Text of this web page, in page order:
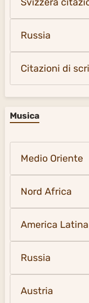
Russia
Citazioni di
Musica
Medio Oriente
Nord Africa
America Latina
Russia
Austria